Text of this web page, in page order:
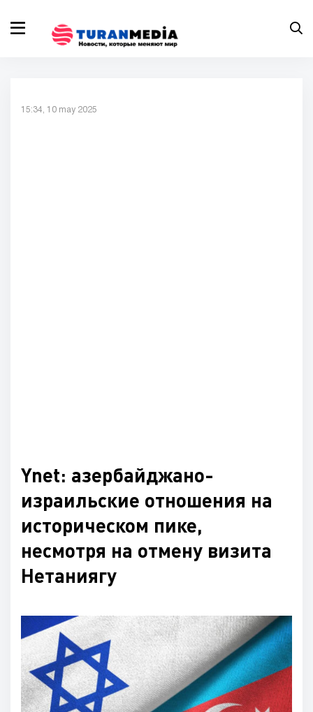
15:34, 10 may 2025
Ynet: азербайджано-
израильские отношения на
историческом пике,
несмотря на отмену визита
Нетаниягу